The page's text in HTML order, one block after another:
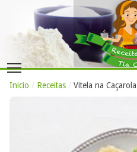
Inicio / Receitas / Vitela na Caçarola